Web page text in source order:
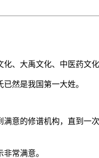
、大禹文化、中医药文化
然是我国第一大姓。
意的修谱机构，直到一
常满意。